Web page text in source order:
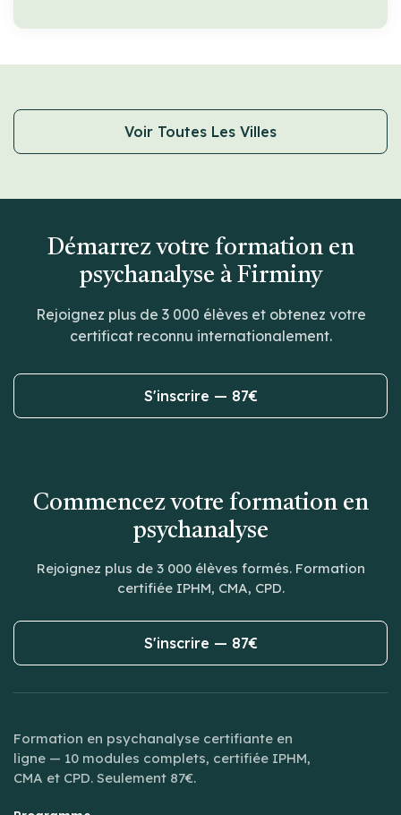
Voir Toutes Les Villes
Démarrez votre formation en
psychanalyse à Firminy
Rejoignez plus de 3 000 élèves et obtenez votre
certificat reconnu internationalement.
S'inscrire — 87€
Commencez votre formation en
psychanalyse
Rejoignez plus de 3 000 élèves formés. Formation
certifiée IPHM, CMA, CPD.
S'inscrire — 87€
Formation en psychanalyse certifiante en
ligne — 10 modules complets, certifiée IPHM,
CMA et CPD. Seulement 87€.